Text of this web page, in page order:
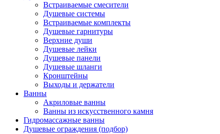
Встраиваемые смесители
Душевые системы
Встраиваемые комплекты
Душевые гарнитуры
Верхние души
Душевые лейки
Душевые панели
Душевые шланги
Кронштейны
Выходы и держатели
Ванны
Акриловые ванны
Ванны из искусственного камня
Гидромассажные ванны
Душевые ограждения (подбор)